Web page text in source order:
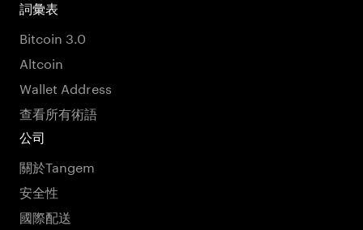
詞彙表
Bitcoin 3.0
Altcoin
Wallet Address
查看所有術語
公司
關於Tangem
安全性
國際配送